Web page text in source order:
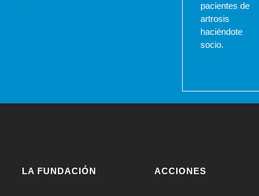
pacientes de
artrosis
haciéndote
socio.
LA FUNDACIÓN ACCIONES